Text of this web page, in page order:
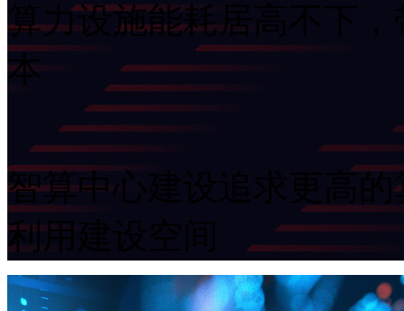
算力设施能耗居高不下
本
智算中心建设追求更高的
利用建设空间